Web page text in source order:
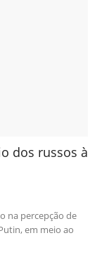
dos russos à
na percepção de
em meio ao